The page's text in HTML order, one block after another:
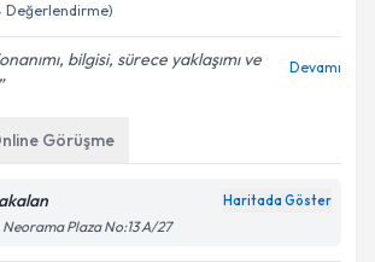
Değerlendirme)
bilgisi, sürece yaklaşımı ve
Devamı
Görüşme
Haritada Göster
Neorama Plaza No:13 A/27